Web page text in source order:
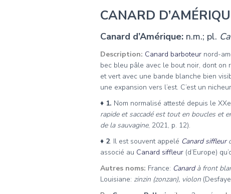
CANARD
Canard d’Amérique:n.m.; pl.
Description: Canard barboteurnord-
bec bleu pâle avec le bout noir, dont
et vert avec une bande blanche bien
une expansion vers l’est. C’est un
♦ 1. Nom normalisé attesté depuis le
rapide et saccadé est tout en boucles et
de la sauvagine, 2021, p. 12).
♦ 2. Il est souvent appelé Canard siffleur
associé au Canard siffleur(d’Europe)
Autres noms: France: Canardà front
Louisiane: zinzin (zonzan), violon